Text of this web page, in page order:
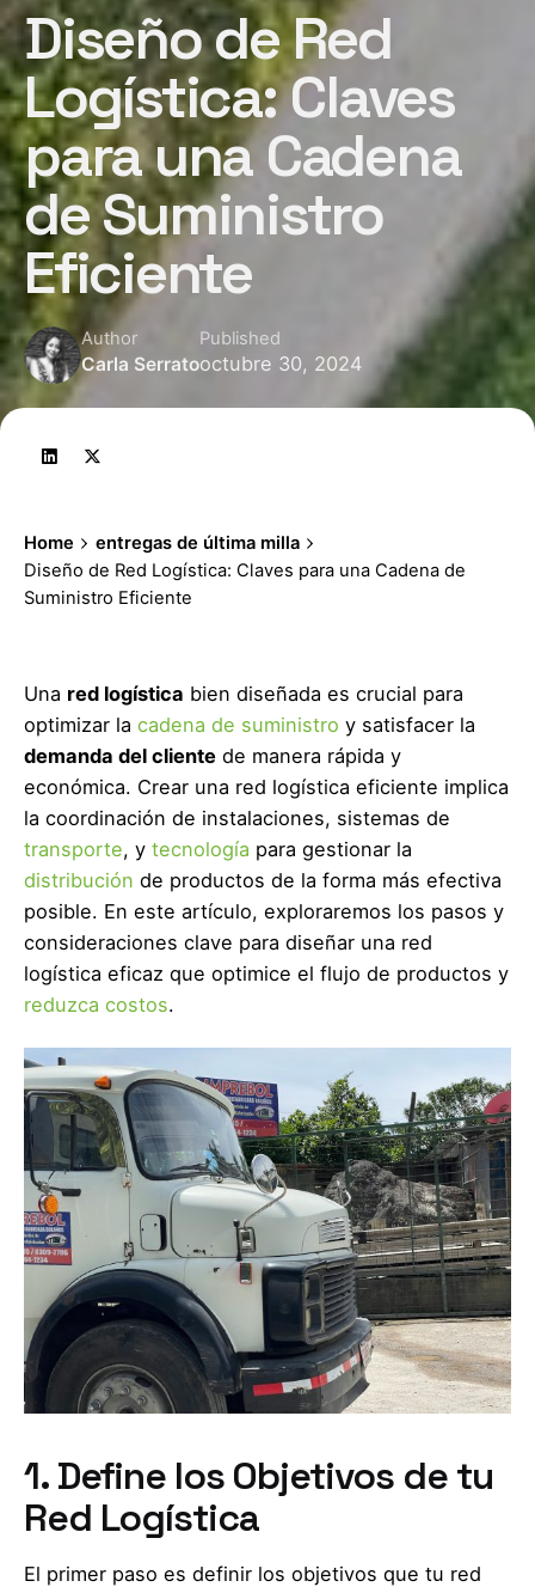
Diseño de Red
Logística: Claves
para una Cadena
de Suministro
Eficiente
Author
Carla Serrato
Published
octubre 30, 2024
Home
entregas de última milla
Diseño de Red Logística: Claves para una Cadena de
Suministro Eficiente
Una red logística bien diseñada es crucial para
optimizar la cadena de suministro y satisfacer la
demanda del cliente de manera rápida y
económica. Crear una red logística eficiente implica
la coordinación de instalaciones, sistemas de
transporte, y tecnología para gestionar la
distribución de productos de la forma más efectiva
posible. En este artículo, exploraremos los pasos y
consideraciones clave para diseñar una red
logística eficaz que optimice el flujo de productos y
reduzca costos.
1. Define los Objetivos de tu
Red Logística
El primer paso es definir los objetivos que tu red